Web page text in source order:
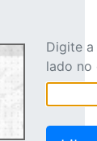
Digite
lado no